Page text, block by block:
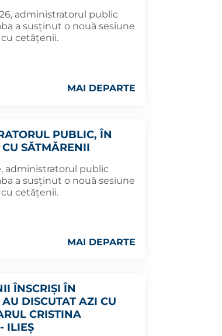
administratorul public
a susținut o nouă sesiune
cetățenii.
MAI DEPARTE
PUBLIC, ÎN
SĂTMĂRENII
administratorul public
a susținut o nouă sesiune
cetățenii.
MAI DEPARTE
ÎNSCRIȘI ÎN
DISCUTAT AZI CU
CRISTINA
ILIEȘ